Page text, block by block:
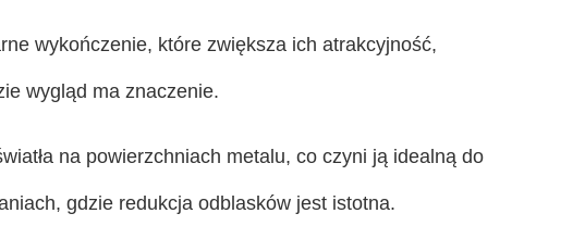
wykończenie, które zwiększa ich atrakcyjność,
wygląd ma znaczenie.
na powierzchniach metalu, co czyni ją idealną do
gdzie redukcja odblasków jest istotna.